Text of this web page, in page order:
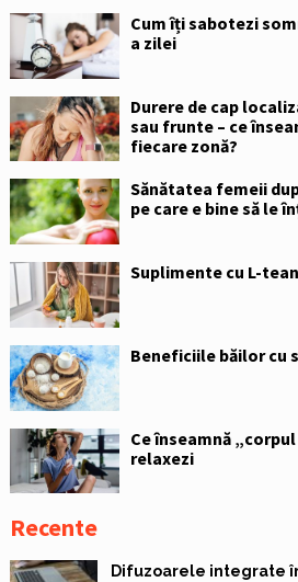
Cum îți sabotezi
a zilei
Durere de cap
sau frunte – ce
fiecare zonă?
Sănătatea femeii
pe care e bine să le
Suplimente cu L-
Beneficiile băilor cu
Ce înseamnă
relaxezi
Recente
Difuzoarele integrate